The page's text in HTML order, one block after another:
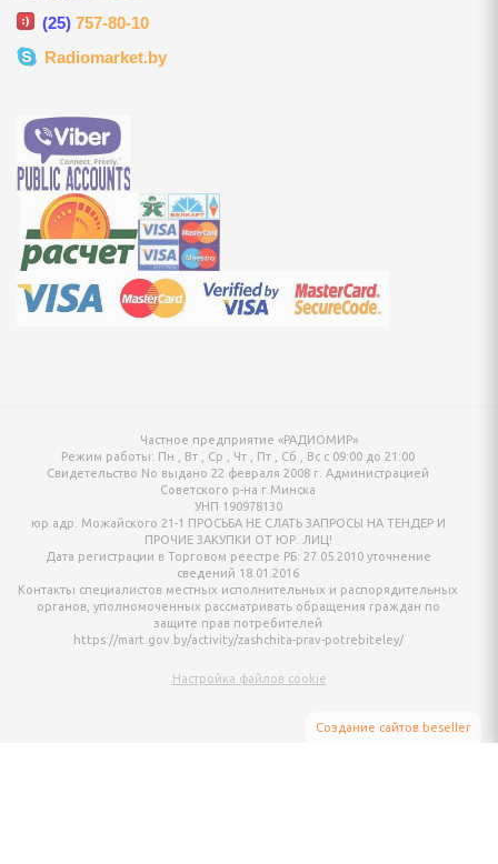
и фруктов
газовые шашлычницы
контейнеры
ОБРАБОТКИ
овощерезки
(25) 757-80-10
Radiomarket.by
Частное предприятие «РАДИОМИР»
Режим работы: Пн , Вт , Ср , Чт , Пт , Сб , Вс c 09:00 до 21:00
Свидетельство No выдано 22 февраля 2008 г. Администрацией
Советского р-на г.Минска
УНП 190978130
юр.адр. Можайского 21-1 ПРОСЬБА НЕ СЛАТЬ ЗАПРОСЫ НА ТЕНДЕР И
ПРОЧИЕ ЗАКУПКИ ОТ ЮР. ЛИЦ!
Дата регистрации в Торговом реестре РБ: 27.05.2010 уточнение
сведений 18.01.2016
Контакты специалистов местных исполнительных и распорядительных
органов, уполномоченных рассматривать обращения граждан по
защите прав потребителей
https://mart.gov.by/activity/zashchita-prav-potrebiteley/
Настройка файлов cookie
Создание сайтов beseller